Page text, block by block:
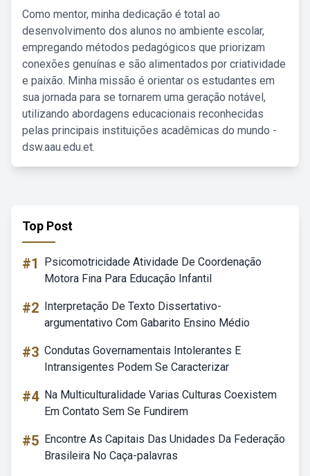
Como mentor, minha dedicação é total ao
desenvolvimento dos alunos no ambiente escolar,
empregando métodos pedagógicos que priorizam
conexões genuínas e são alimentados por criatividade
e paixão. Minha missão é orientar os estudantes em
sua jornada para se tornarem uma geração notável,
utilizando abordagens educacionais reconhecidas
pelas principais instituições acadêmicas do mundo -
dsw.aau.edu.et.
Top Post
#1
Psicomotricidade Atividade De Coordenação
Motora Fina Para Educação Infantil
#2 Interpretação De Texto Dissertativo-
argumentativo Com Gabarito Ensino Médio
#3 Condutas Governamentais Intolerantes E
Intransigentes Podem Se Caracterizar
#4 Na Multiculturalidade Varias Culturas Coexistem
Em Contato Sem Se Fundirem
#5 Encontre As Capitais Das Unidades Da Federação
Brasileira No Caça-palavras